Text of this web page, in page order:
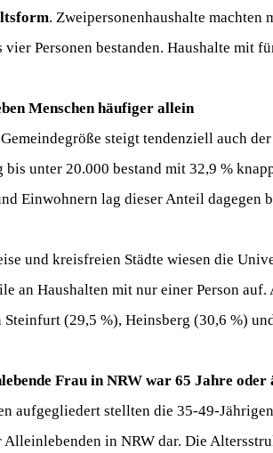
. Zweipersonenhaushalte machten
vier Personen bestanden. Haushalte mit
Menschen häufiger allein
steigt tendenziell auch
unter 20.000 bestand mit 32,9 %
Einwohnern lag dieser Anteil dagegen
und kreisfreien Städte wiesen die
an Haushalten mit nur einer Person
Steinfurt (29,5 %), Heinsberg (30,6 %)
Frau in NRW war 65 Jahre oder
aufgegliedert stellten die 35-49-
Alleinlebenden in NRW dar. Die